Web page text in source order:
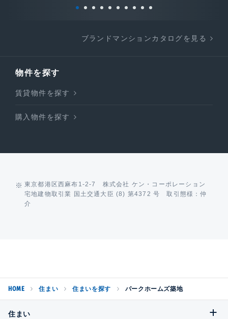
ブランドマンションカタログを見る
物件を探す
賃貸物件を探す
購入物件を探す
東京都港区西麻布1-2-7 株式会社 ケン・コーポレーション
宅地建物取引業 国土交通大臣 (8) 第4372 号 取引態様：仲
介
HOME 住まい 住まいを探す パークホームズ築地
住まい